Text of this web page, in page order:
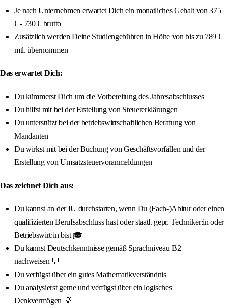
Je nach Unternehmen erwartet Dich ein monatliches Gehalt von 375
€ - 730 € brutto
Zusätzlich werden Deine Studiengebühren in Höhe von bis zu 789 €
mtl. übernommen
Das erwartet Dich:
Du kümmerst Dich um die Vorbereitung des Jahresabschlusses
Du hilfst mit bei der Erstellung von Steuererklärungen
Du unterstützt bei der betriebswirtschaftlichen Beratung von
Mandanten
Du wirkst mit bei der Buchung von Geschäftsvorfällen und der
Erstellung von Umsatzsteuervoranmeldungen
Das zeichnet Dich aus:
Du kannst an der IU durchstarten, wenn Du (Fach-)Abitur oder einen
qualifizierten Berufsabschluss hast oder staatl. gepr. Techniker:in oder
Betriebswirt:in bist 🎓
Du kannst Deutschkenntnisse gemäß Sprachniveau B2
nachweisen 💬
Du verfügst über ein gutes Mathematikverständnis
Du analysierst gerne und verfügst über ein logisches
Denkvermögen 💡